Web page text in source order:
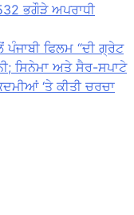
ਭਗੌੜੇ ਅਪਰਾਧੀ
ਪੰਜਾਬੀ ਫਿਲਮ “ਦੀ ਗ੍ਰੇਟ
ਸਿਨੇਮਾ ਅਤੇ ਸੈਰ-ਸਪਾਟੇ
‘ਤੇ ਕੀਤੀ ਚਰਚਾ